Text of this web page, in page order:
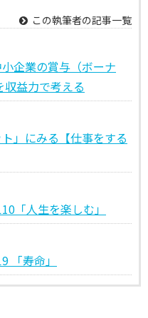
この執筆者の記事一覧
企業の賞与（ボーナ
益力で考える
」にみる【仕事をする
「人生を楽しむ」
「寿命」